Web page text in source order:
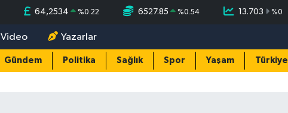
64,2534 %0.22 6527.85 %0.54 13.703 %0
Video Yazarlar
Gündem Politika Sağlık Spor Yaşam Türkiye